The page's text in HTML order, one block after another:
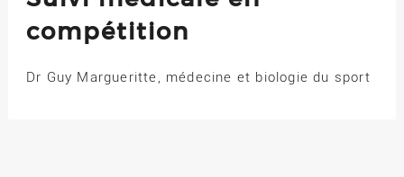
compétition
Dr Guy Margueritte, médecine et biologie du sport